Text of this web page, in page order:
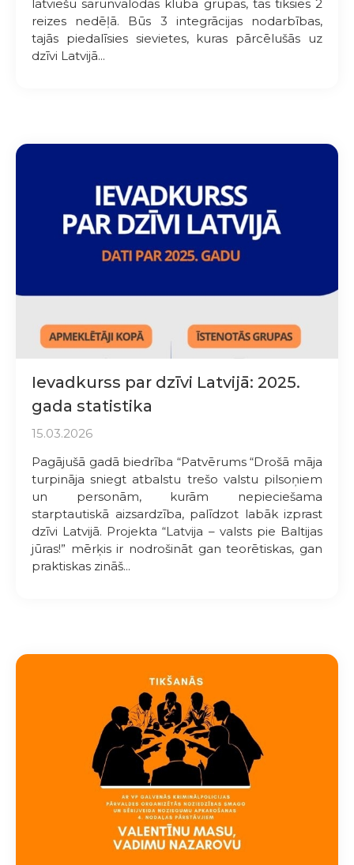
latviešu sarunvalodas kluba grupas, tās tiksies 2
reizes nedēļā. Būs 3 integrācijas nodarbības,
tajās piedalīsies sievietes, kuras pārcēlušās uz
dzīvi Latvijā...
Ievadkurss par dzīvi Latvijā: 2025.
gada statistika
15.03.2026
Pagājušā gadā biedrība “Patvērums “Drošā māja
turpināja sniegt atbalstu trešo valstu pilsoņiem
un personām, kurām nepieciešama
starptautiskā aizsardzība, palīdzot labāk izprast
dzīvi Latvijā. Projekta “Latvija – valsts pie Baltijas
jūras!” mērķis ir nodrošināt gan teorētiskas, gan
praktiskas zināš...